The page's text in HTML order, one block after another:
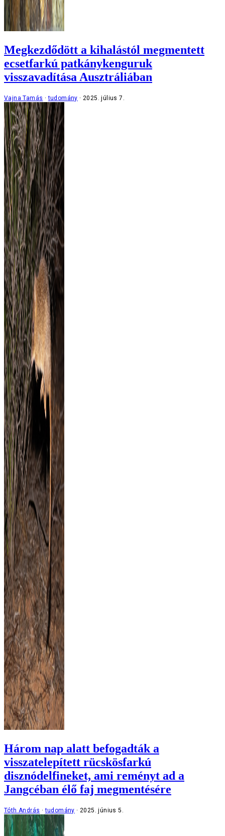
Megkezdődött a kihalástól megmentett
ecsetfarkú patkánykenguruk
visszavadítása Ausztráliában
Vajna Tamás tudomány 2025. július 7.
Három nap alatt befogadták a
visszatelepített rücskösfarkú
disznódelfineket, ami reményt ad a
Jangcéban élő faj megmentésére
Tóth András tudomány 2025. június 5.